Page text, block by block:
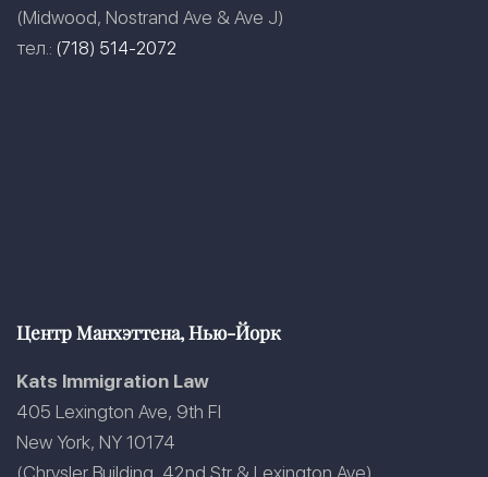
(Midwood, Nostrand Ave & Ave J)
тел.: (718) 514-2072
Центр Манхэттена, Нью-Йорк
Kats Immigration Law
405 Lexington Ave, 9th Fl
New York, NY 10174